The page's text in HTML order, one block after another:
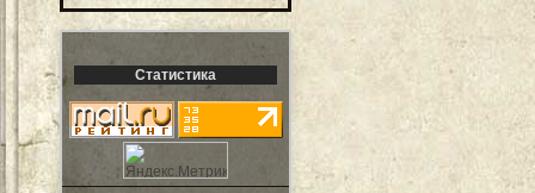
Статистика